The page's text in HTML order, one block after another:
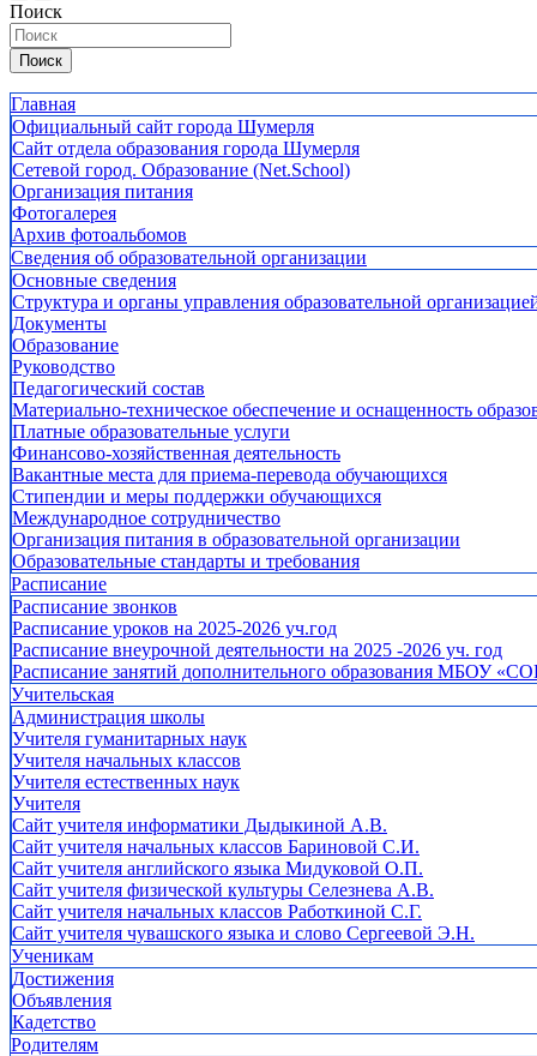
Поиск
Поиск
Главная
Официальный сайт города Шумерля
Сайт отдела образования города Шумерля
Сетевой город. Образование (Net.School)
Организация питания
Фотогалерея
Архив фотоальбомов
Сведения об образовательной организации
Основные сведения
Структура и органы управления образовательной
Документы
Образование
Руководство
Педагогический состав
Материально-техническое обеспечение и оснащенность
Платные образовательные услуги
Финансово-хозяйственная деятельность
Вакантные места для приема-перевода обучающихся
Стипендии и меры поддержки обучающихся
Международное сотрудничество
Организация питания в образовательной организации
Образовательные стандарты и требования
Расписание
Расписание звонков
Расписание уроков на 2025-2026 уч.год
Расписание внеурочной деятельности на 2025 -2026 уч. год
Расписание занятий дополнительного образования МБОУ
Учительская
Администрация школы
Учителя гуманитарных наук
Учителя начальных классов
Учителя естественных наук
Учителя
Cайт учителя информатики Дыдыкиной А.В.
Сайт учителя начальных классов Бариновой С.И.
Сайт учителя английского языка Мидуковой О.П.
Сайт учителя физической культуры Селезнева А.В.
Сайт учителя начальных классов Работкиной С.Г.
Сайт учителя чувашского языка и слово Сергеевой Э.Н.
Ученикам
Достижения
Объявления
Кадетство
Родителям